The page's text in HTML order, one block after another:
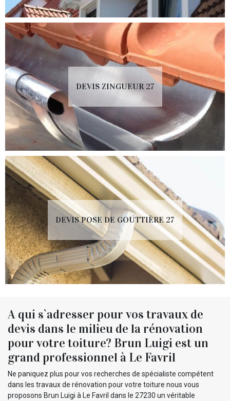
DEVIS ZINGUEUR 27
DEVIS POSE DE GOUTTIÈRE 27
A qui s`adresser pour vos travaux de
devis dans le milieu de la rénovation
pour votre toiture? Brun Luigi est un
grand professionnel à Le Favril
Ne paniquez plus pour vos recherches de spécialiste compétent
dans les travaux de rénovation pour votre toiture nous vous
proposons Brun Luigi à Le Favril dans le 27230 un véritable